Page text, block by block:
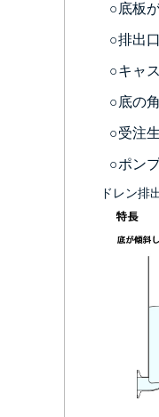
○底板
○排出
○キャ
○底の
○受注
○ポン
ドレン排